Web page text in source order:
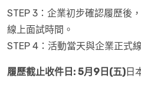
STEP 3：企業初步確認履歷後
線上面試時間。
STEP 4：活動當天與企業正式
履歷截止收件日: 5月9日 (五) 日